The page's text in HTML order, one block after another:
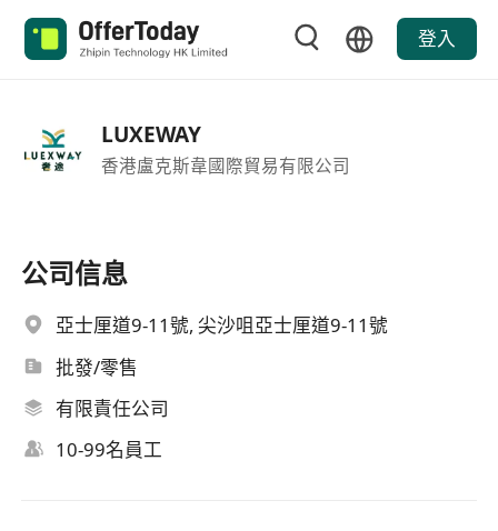
登入
LUXEWAY
香港盧克斯韋國際貿易有限公司
公司信息
亞士厘道9-11號, 尖沙咀亞士厘道9-11號
批發/零售
有限責任公司
10-99名員工